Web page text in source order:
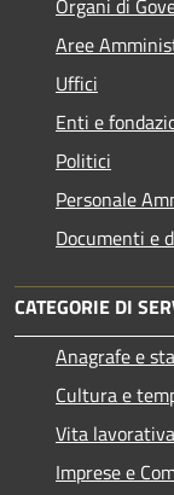
Organi di
Aree
Uffici
Enti e
Politici
Personale
Documenti e
CATEGORIE DI
Anagrafe e
Cultura e
Vita lavorativa
Imprese e